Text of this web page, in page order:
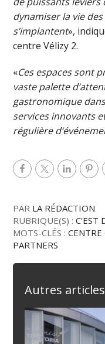
dynamiser la vie
s’implantent»,
centre Vélizy 2.
«Ces espaces sont
vaste palette
gastronomique
services innovants
régulière
PAR LA RÉDACTION
RUBRIQUE(S) :C'EST
MOTS-CLÉS :CENTRE
PARTNERS
Autres